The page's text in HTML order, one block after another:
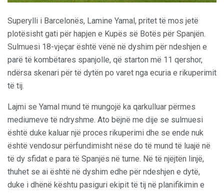
Superylli i Barcelonës, Lamine Yamal, pritet të mos jetë
plotësisht gati për hapjen e Kupës së Botës për Spanjën.
Sulmuesi 18-vjeçar është vënë në dyshim për ndeshjen e
parë të kombëtares spanjolle, që starton më 11 qershor,
ndërsa skenari për të dytën po varet nga ecuria e rikuperimit
të tij.
Lajmi se Yamal mund të mungojë ka qarkulluar përmes
mediumeve të ndryshme. Ato bëjnë me dije se sulmuesi
është duke kaluar një proces rikuperimi dhe se ende nuk
është vendosur përfundimisht nëse do të mund të luajë në
të dy sfidat e para të Spanjës në turne. Në të njëjtën linjë,
thuhet se ai është në dyshim edhe për ndeshjen e dytë,
duke i dhënë kështu pasiguri ekipit të tij në planifikimin e